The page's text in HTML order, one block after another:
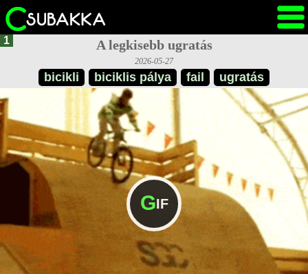
1 A legkisebb ugratás
2026-05-27
bicikli biciklis pálya fail ugratás
GIF